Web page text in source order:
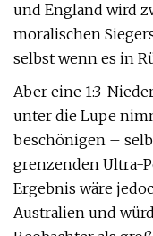
und England wird
moralischen
selbst wenn es in
Aber eine 1:3-
unter die Lupe
beschönigen –
grenzenden Ultra-
Ergebnis wäre
Australien und